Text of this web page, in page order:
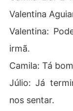
Valentina
Valentina:
irmã.
Camila: Tá
Júlio: Já
nos sentar.